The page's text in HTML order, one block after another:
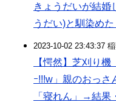
きょうだいが結婚
うだい)と馴染めた
2023-10-02 23:43:37
【愕然】芝刈り機
ｰ!!!w」親のおっさ
「寝れん」→結果